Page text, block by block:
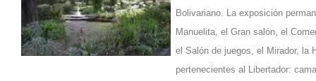
Bolivariano. La exposición
Manuelita, el Gran salón, el
el Salón de juegos, el Mirador, la
pertenecientes al Libertador: